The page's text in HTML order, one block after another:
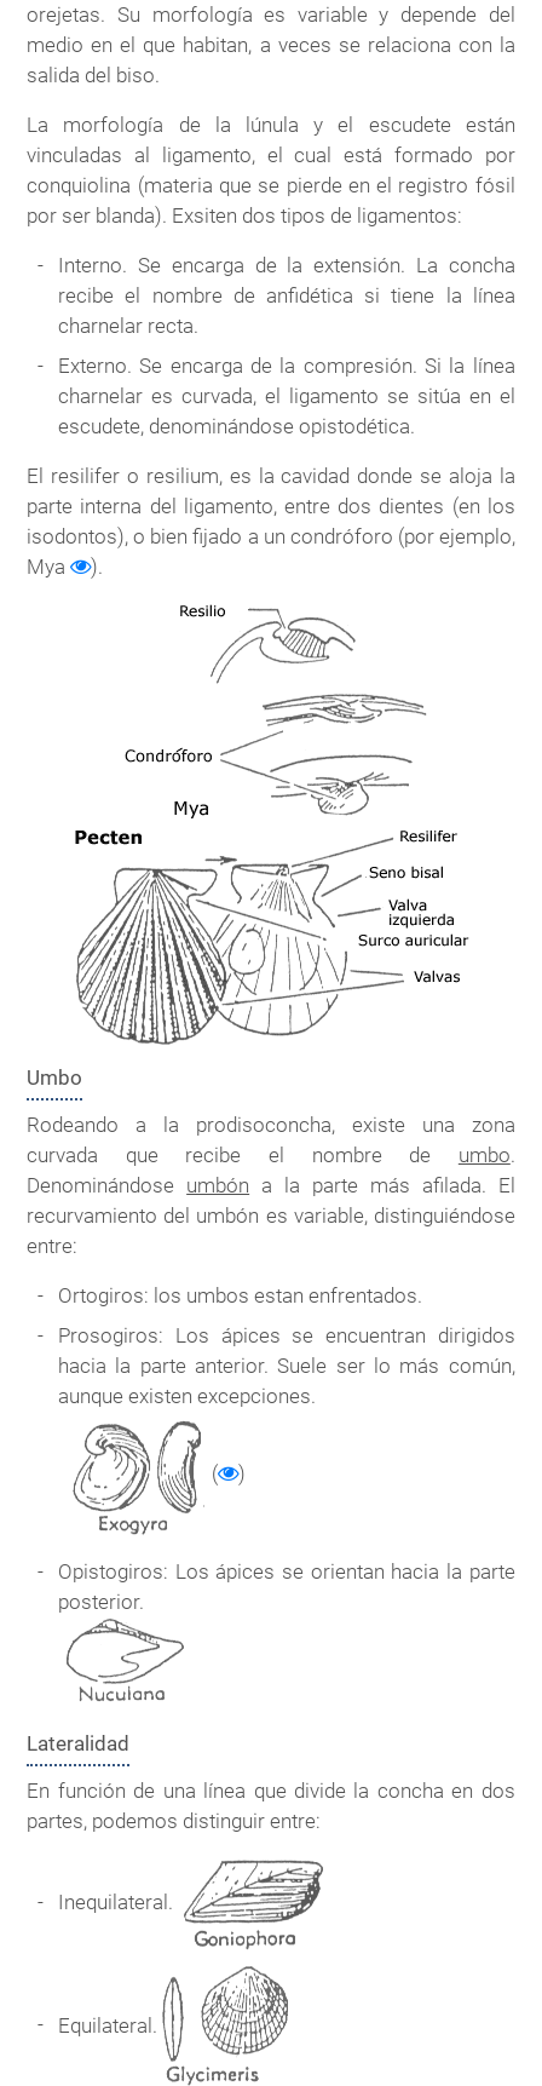
orejetas. Su morfología es variable y depende del
medio en el que habitan, a veces se relaciona con la
salida del biso.
La morfología de la lúnula y el escudete están
vinculadas al ligamento, el cual está formado por
conquiolina (materia que se pierde en el registro fósil
por ser blanda). Exsiten dos tipos de ligamentos:
Interno. Se encarga de la extensión. La concha
recibe el nombre de anfidética si tiene la línea
charnelar recta.
Externo. Se encarga de la compresión. Si la línea
charnelar es curvada, el ligamento se sitúa en el
escudete, denominándose opistodética.
El resilifer o resilium, es la cavidad donde se aloja la
parte interna del ligamento, entre dos dientes (en los
isodontos), o bien fijado a un condróforo (por ejemplo,
Mya
).
Umbo
Rodeando a la prodisoconcha, existe una zona
curvada que recibe el nombre de umbo.
Denominándose umbón a la parte más afilada. El
recurvamiento del umbón es variable, distinguiéndose
entre:
Ortogiros: los umbos estan enfrentados.
Prosogiros: Los ápices se encuentran dirigidos
hacia la parte anterior. Suele ser lo más común,
aunque existen excepciones.
( )
Opistogiros: Los ápices se orientan hacia la parte
posterior.
Lateralidad
En función de una línea que divide la concha en dos
partes, podemos distinguir entre:
Inequilateral.
Equilateral.